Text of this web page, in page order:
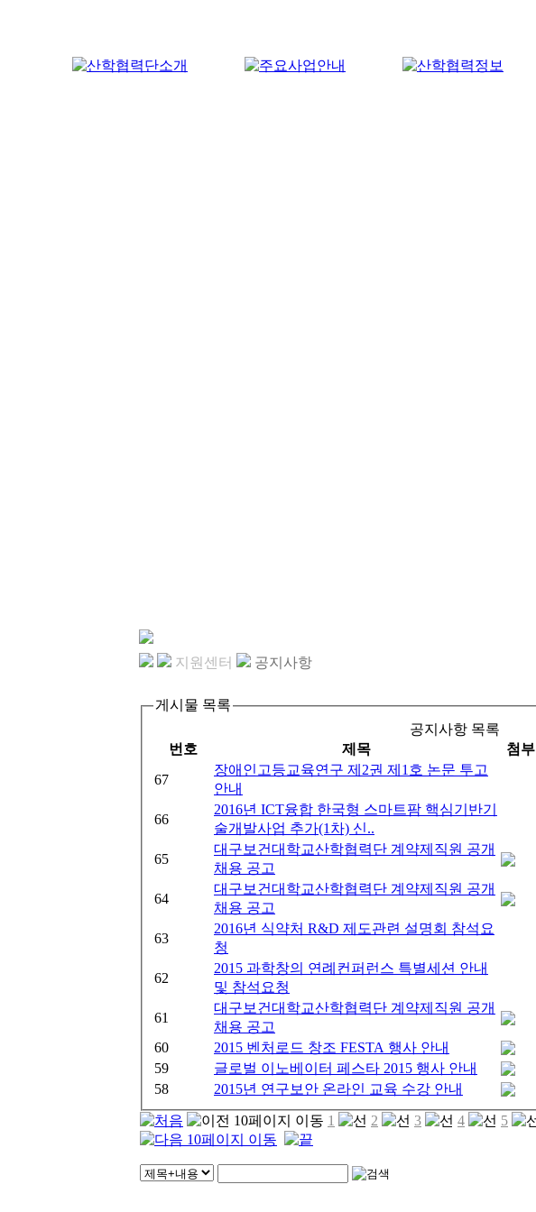
지원센터 공지사항
게시물 목록
공지사항 목록
번호
제목 첨부
67
장애인고등교육연구 제2권 제1호 논문 투고
안내
66
2016년 ICT융합 한국형 스마트팜 핵심기반기
술개발사업 추가(1차) 신..
65
대구보건대학교산학협력단 계약제직원 공개
채용 공고
64
대구보건대학교산학협력단 계약제직원 공개
채용 공고
63
2016년 식약처 R&D 제도관련 설명회 참석요
청
62
2015 과학창의 연례컨퍼런스 특별세션 안내
및 참석요청
61
대구보건대학교산학협력단 계약제직원 공개
채용 공고
60
2015 벤처로드 창조 FESTA 행사 안내
59
글로벌 이노베이터 페스타 2015 행사 안내
58
2015년 연구보안 온라인 교육 수강 안내
1 2 3 4 5